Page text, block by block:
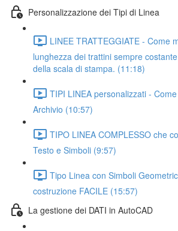
Personalizzazione dei Tipi di Linea
LINEE TRATTEGGIATE - Come
lunghezza dei trattini sempre
della scala di stampa. (11:18)
TIPI LINEA personalizzati -
Archivio (10:57)
TIPO LINEA COMPLESSO che
Testo e Simboli (9:57)
Tipo Linea con Simboli
costruzione FACILE (15:57)
La gestione dei DATI in AutoCAD